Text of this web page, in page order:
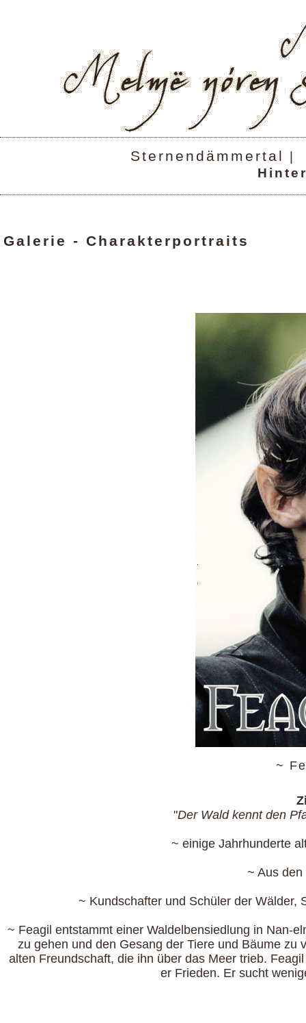
Sternendämmertal |
Galerie - Charakterportraits
~
"Der Wald kennt den
~ einige Jahrhunderte
~ Aus
~ Kundschafter und Schüler der Wälder,
~ Feagil entstammt einer Waldelbensiedlung in Nan-
zu gehen und den Gesang der Tiere und Bäume
alten Freundschaft, die ihn über das Meer trieb.
er Frieden. Er sucht